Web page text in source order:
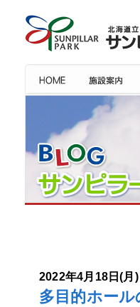
2022年4月18日(月)
多目的ホー